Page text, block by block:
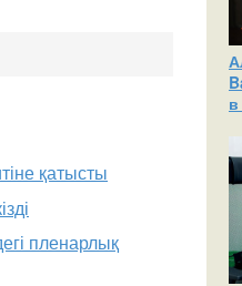
қатысты
пленарлық